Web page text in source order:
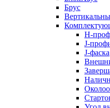
Брус
H-
J-
J-фаска